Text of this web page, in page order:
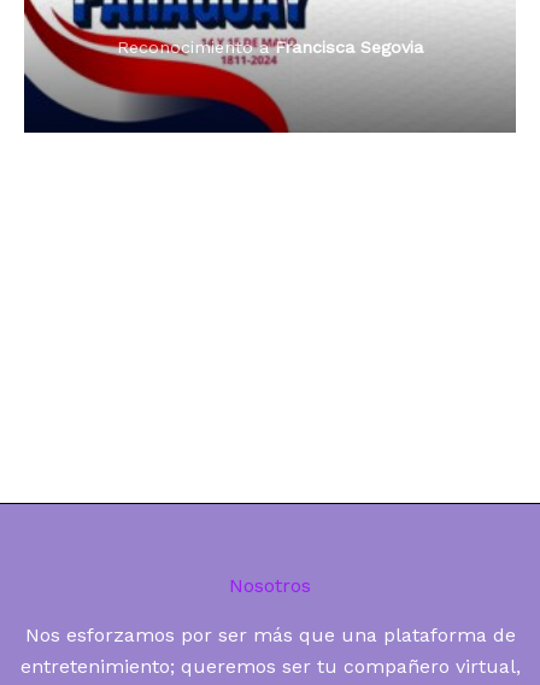
Dama de Oro 2024
Reconocimiento aFrancisca Segovia
Nosotros
Nos esforzamos por ser más que una plataforma de
entretenimiento; queremos ser tu compañero virtual,